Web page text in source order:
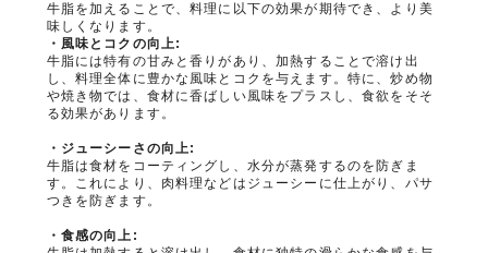
牛脂を加えることで、料理に以下の効果が期待でき、より美
味しくなります。
・風味とコクの向上:
牛脂には特有の甘みと香りがあり、加熱することで溶け出
し、料理全体に豊かな風味とコクを与えます。 特に、炒め物
や焼き物では、食材に香ばしい風味をプラスし、食欲をそそ
る効果があります。
・ ジューシーさの向上:
牛脂は食材をコーティングし、水分が蒸発するのを防ぎま
す。
これにより、肉料理などはジューシーに仕上がり、パサ
つきを防ぎます。
・食感の向上: